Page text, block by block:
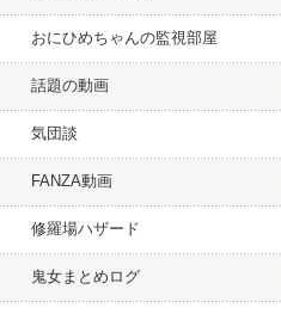
おにひめちゃんの監視部屋
話題の動画
気団談
FANZA動画
修羅場ハザード
鬼女まとめログ